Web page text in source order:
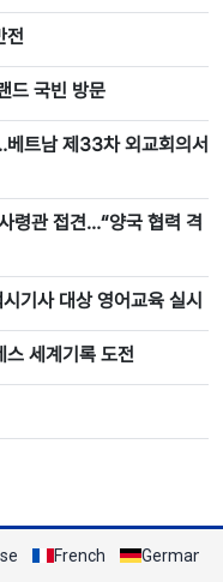
전
드 국빈 방문
베트남 제33차 외교회의서
령관 접견…“양국 협력 격
기사 대상 영어교육 실시
스 세계기록 도전
French German